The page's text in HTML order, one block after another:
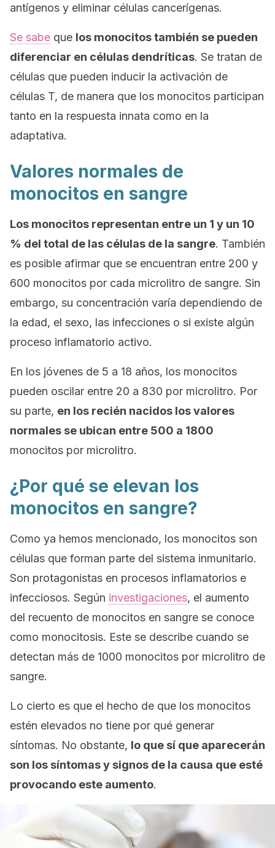
antígenos y eliminar células cancerígenas.
Se sabe que los monocitos también se pueden
diferenciar en células dendríticas. Se tratan de
células que pueden inducir la activación de
células T, de manera que los monocitos participan
tanto en la respuesta innata como en la
adaptativa.
Valores normales de
monocitos en sangre
Los monocitos representan entre un 1 y un 10
% del total de las células de la sangre. También
es posible afirmar que se encuentran entre 200 y
600 monocitos por cada microlitro de sangre. Sin
embargo, su concentración varía dependiendo de
la edad, el sexo, las infecciones o si existe algún
proceso inflamatorio activo.
En los jóvenes de 5 a 18 años, los monocitos
pueden oscilar entre 20 a 830 por microlitro. Por
su parte, en los recién nacidos los valores
normales se ubican entre 500 a 1800
monocitos por microlitro.
¿Por qué se elevan los
monocitos en sangre?
Como ya hemos mencionado, los monocitos son
células que forman parte del sistema inmunitario.
Son protagonistas en procesos inflamatorios e
infecciosos. Según investigaciones, el aumento
del recuento de monocitos en sangre se conoce
como monocitosis. Este se describe cuando se
detectan más de 1000 monocitos por microlitro de
sangre.
Lo cierto es que el hecho de que los monocitos
estén elevados no tiene por qué generar
síntomas. No obstante, lo que sí que aparecerán
son los síntomas y signos de la causa que esté
provocando este aumento.